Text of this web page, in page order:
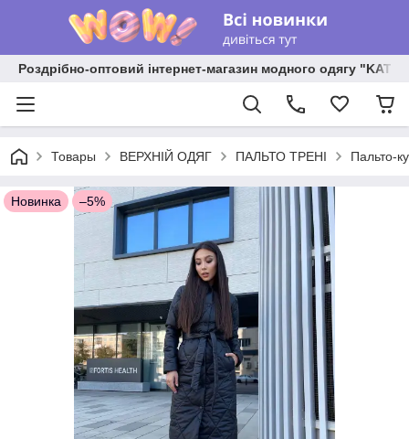
Роздрібно-оптовий інтернет-магазин модного одягу
Товары ВЕРХНІЙ ОДЯГ ПАЛЬТО ТРЕНІ Пальто-
Новинка –5%